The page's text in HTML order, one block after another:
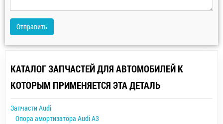
Отправить
КАТАЛОГ ЗАПЧАСТЕЙ ДЛЯ АВТОМОБИЛЕЙ К
КОТОРЫМ ПРИМЕНЯЕТСЯ ЭТА ДЕТАЛЬ
Запчасти Audi
Опора амортизатора Audi A3